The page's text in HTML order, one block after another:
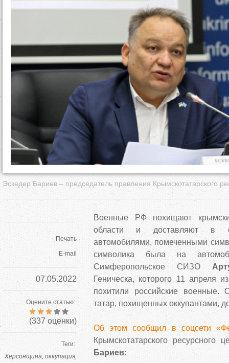
Эскедер Бариев – председатель правления Крымскотатарского
Печать
E-mail
07.05.2022
Оцените статью:
(337 оценки)
Теги:
Херсонщина оккупация
Военные РФ похищают
области и доставляют в
автомобилями, помеченными
символика была на
Симферопольское СИЗО
Геническа, которого 11 апреля
похитили российские военные.
татар, похищенных оккупантами,
Об этом сообщил в соцсети
Крымскотатарского ресурсного
Бариев: